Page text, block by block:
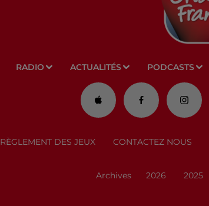
RADIO ACTUALITÉS PODCASTS
RÈGLEMENT DES JEUX CONTACTEZ NOUS
Archives 2026 2025